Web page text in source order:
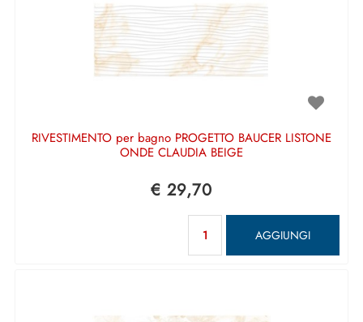
RIVESTIMENTO per bagno PROGETTO BAUCER LISTONE
ONDE CLAUDIA BEIGE
€ 29,70
AGGIUNGI